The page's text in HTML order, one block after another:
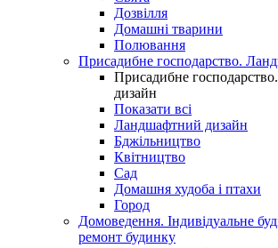
Дозвілля
Домашні тварини
Полювання
Присадибне господарство.
Присадибне
дизайн
Показати всі
Ландшафтний дизайн
Бджільництво
Квітництво
Сад
Домашня худоба і птахи
Город
Домоведення. Індивідуальне
ремонт будинку